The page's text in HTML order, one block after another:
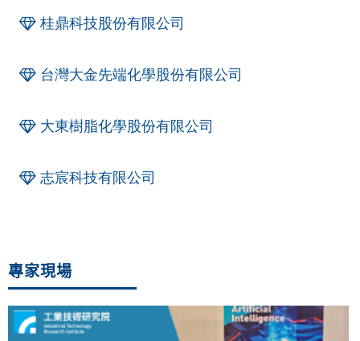
桂鼎科技股份有限公司
台灣大金先端化學股份有限公司
大東樹脂化學股份有限公司
志宸科技有限公司
專家現場